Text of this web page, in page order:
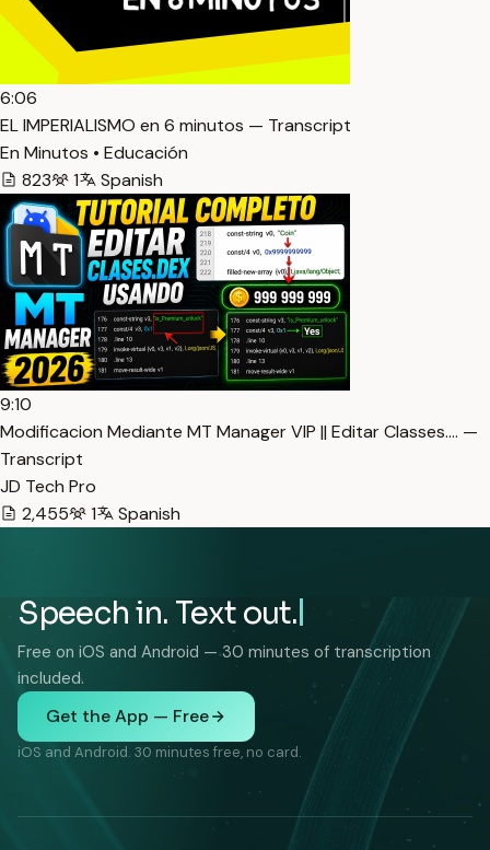
6:06
EL IMPERIALISMO en 6 minutos — Transcript
En Minutos • Educación
823
1 Spanish
9:10
Modificacion Mediante MT Manager VIP || Editar Classes.… —
Transcript
JD Tech Pro
2,455
1 Spanish
Speech in. Text out.
Free on iOS and Android — 30 minutes of transcription
included.
Get the App — Free
iOS and Android. 30 minutes free, no card.